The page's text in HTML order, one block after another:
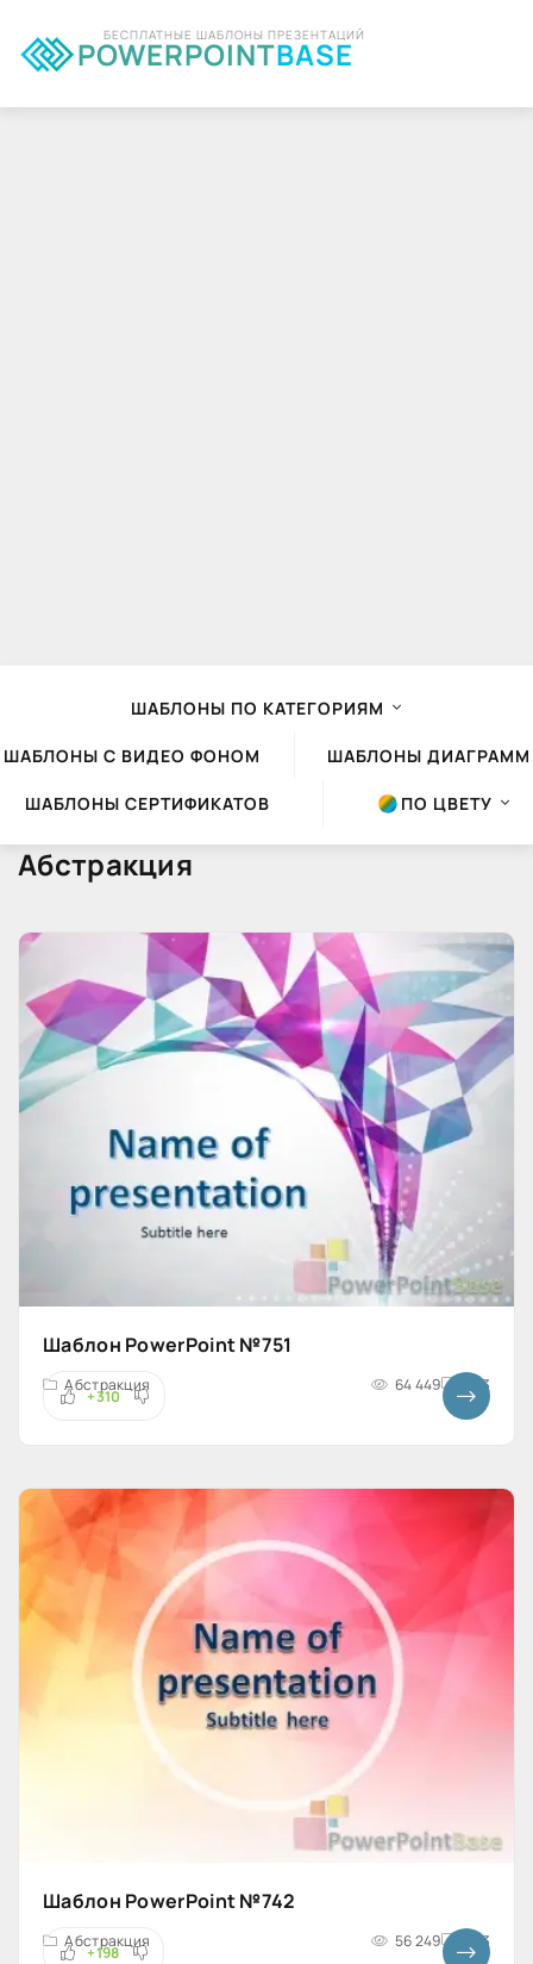
POWERPOINTBASE
БЕСПЛАТНЫЕ ШАБЛОНЫ ПРЕЗЕНТАЦИЙ
ШАБЛОНЫ ПО КАТЕГОРИЯМ
ШАБЛОНЫ С ВИДЕО ФОНОМ ШАБЛОНЫ ДИАГРАММ
ШАБЛОНЫ СЕРТИФИКАТОВ ПО ЦВЕТУ
Абстракция
Шаблон PowerPoint №751
Абстракция 64 449 4x3
+310
Шаблон PowerPoint №742
Абстракция 56 249 4x3
+198